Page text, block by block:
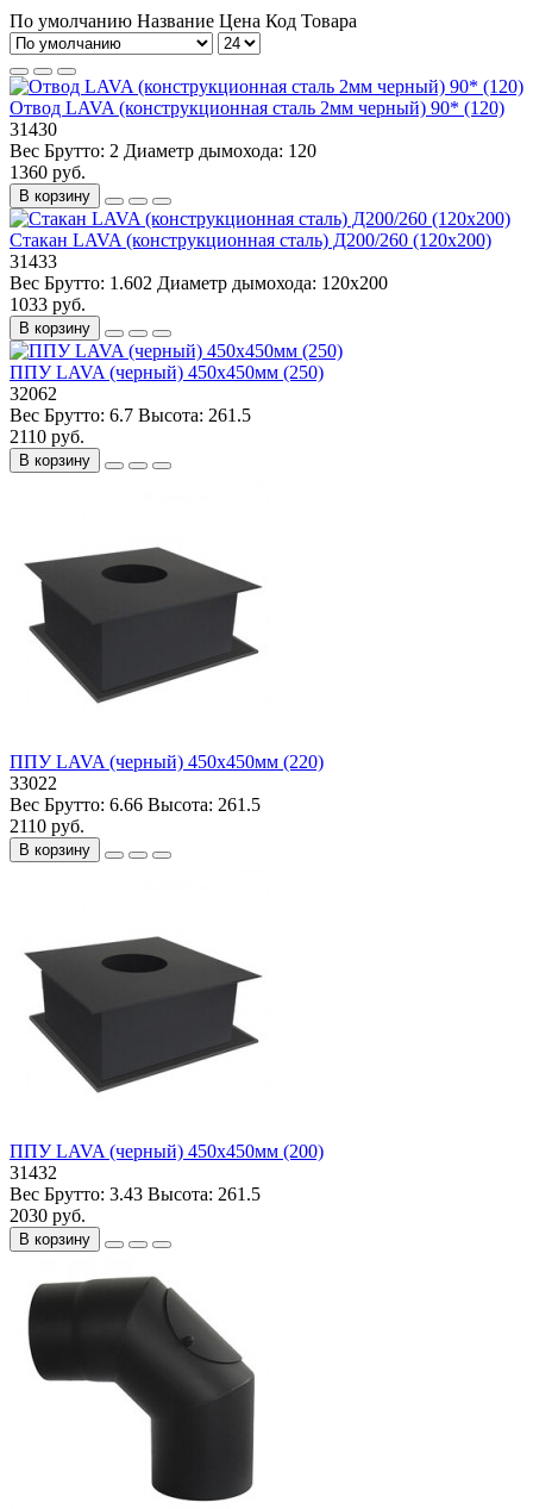
По умолчанию Название Цена Код Товара
Отвод LAVA (конструкционная сталь 2мм черный) 90* (120)
31430
Вес Брутто: 2 Диаметр дымохода: 120
1360 руб.
В корзину
Стакан LAVA (конструкционная сталь) Д200/260 (120x200)
31433
Вес Брутто: 1.602 Диаметр дымохода: 120x200
1033 руб.
В корзину
ППУ LAVA (черный) 450х450мм (250)
32062
Вес Брутто: 6.7 Высота: 261.5
2110 руб.
В корзину
ППУ LAVA (черный) 450х450мм (220)
33022
Вес Брутто: 6.66 Высота: 261.5
2110 руб.
В корзину
ППУ LAVA (черный) 450х450мм (200)
31432
Вес Брутто: 3.43 Высота: 261.5
2030 руб.
В корзину